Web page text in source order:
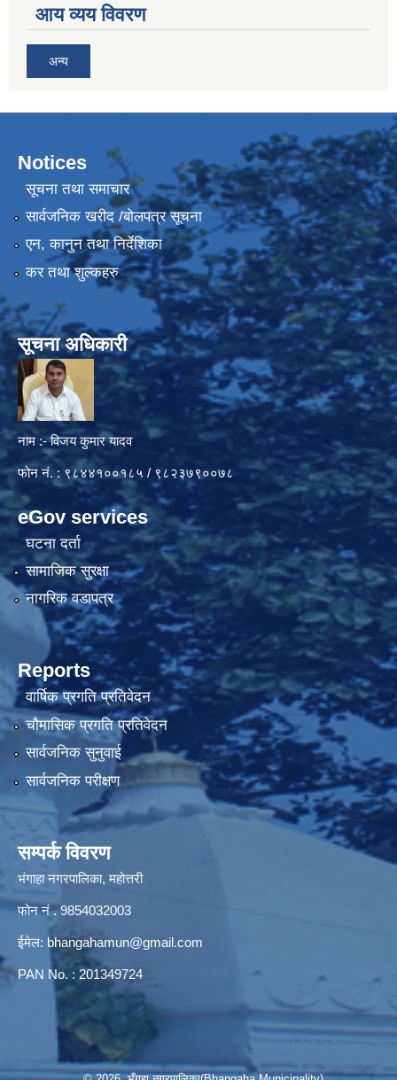
आय व्यय विवरण
अन्य
Notices
सूचना तथा समाचार
सार्वजनिक खरीद /बोलपत्र सूचना
एन, कानुन तथा निर्देशिका
कर तथा शुल्कहरु
सूचना अधिकारी
नाम :- विजय कुमार यादव
फोन नं. : ९८४४१००१८५ / ९८२३७९००७८
eGov services
घटना दर्ता
सामाजिक सुरक्षा
नागरिक वडापत्र
Reports
वार्षिक प्रगति प्रतिवेदन
चौमासिक प्रगति प्रतिवेदन
सार्वजनिक सुनुवाई
सार्वजनिक परीक्षण
सम्पर्क विवरण
भंगाहा नगरपालिका, महोत्तरी
फोन नं . 9854032003
ईमेल: bhangahamun@gmail.com
PAN No. : 201349724